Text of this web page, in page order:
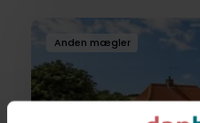
Anden mægler